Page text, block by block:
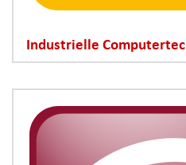
Industrielle